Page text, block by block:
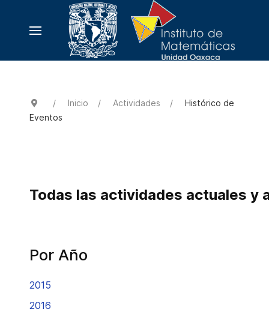
Inicio Actividades
Histórico de
Eventos
Todas las actividades actuales y
Por Año
2015
2016